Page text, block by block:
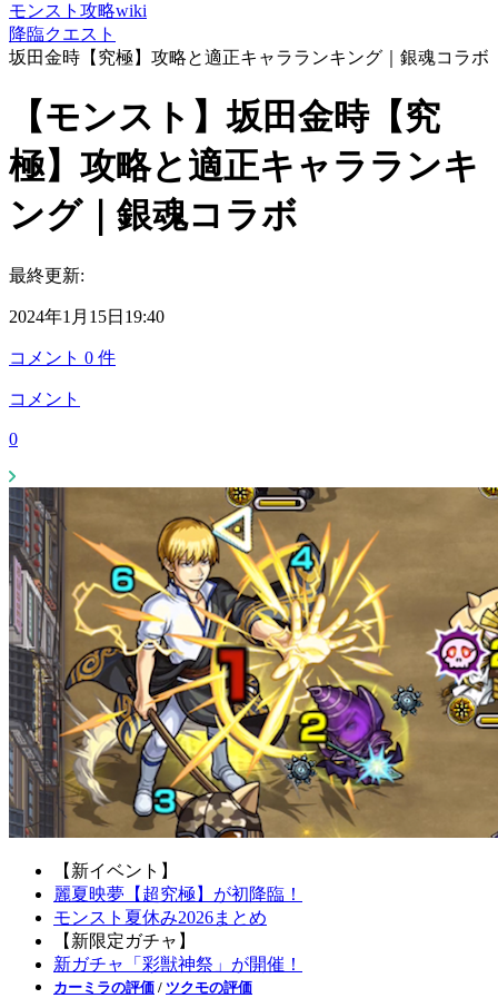
モンスト攻略wiki
降臨クエスト
坂田金時【究極】攻略と適正キャラランキング｜銀魂コラボ
【モンスト】坂田金時【究
極】攻略と適正キャラランキ
ング｜銀魂コラボ
最終更新:
2024年1月15日19:40
コメント 0 件
コメント
0
【新イベント】
麗夏映夢【超究極】が初降臨！
モンスト夏休み2026まとめ
【新限定ガチャ】
新ガチャ「彩獣神祭」が開催！
カーミラの評価 / ツクモの評価